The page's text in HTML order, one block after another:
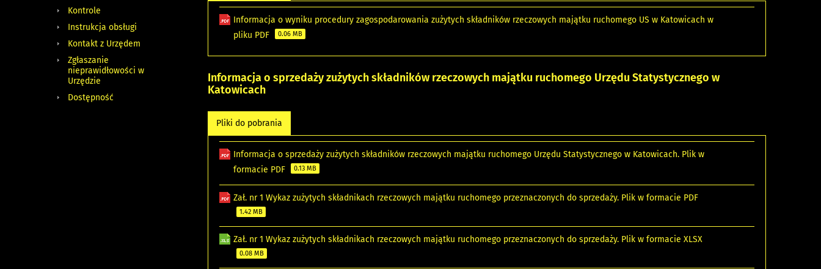
Informacja o wyniku procedury zagospodarowania zużytych składników rzeczowych majątku ruchomego US w Katowicach w
pliku PDF
0.06 MB
Informacja o sprzedaży zużytych składników rzeczowych majątku ruchomego Urzędu Statystycznego w
Katowicach
Pliki do pobrania
Informacja o sprzedaży zużytych składników rzeczowych majątku ruchomego Urzędu Statystycznego w Katowicach. Plik w
formacie PDF
0.13 MB
Zał. nr 1 Wykaz zużytych składnikach rzeczowych majątku ruchomego przeznaczonych do sprzedaży. Plik w formacie PDF
1.42 MB
Zał. nr 1 Wykaz zużytych składnikach rzeczowych majątku ruchomego przeznaczonych do sprzedaży. Plik w formacie XLSX
0.08 MB
Kontrole
Instrukcja obsługi
Kontakt z Urzędem
Zgłaszanie
nieprawidłowości w
Urzędzie
Dostępność